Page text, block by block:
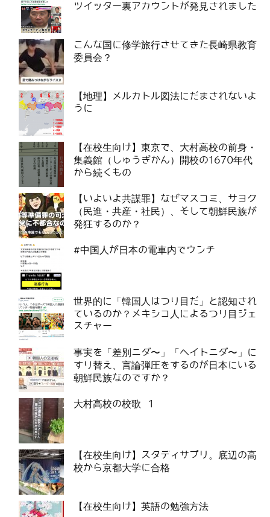
ツイッター裏アカウントが発見されました
こんな国に修学旅行させてきた長崎県教育
委員会？
【地理】メルカトル図法にだまされないよ
うに
【在校生向け】東京で、大村高校の前身・
集義館（しゅうぎかん）開校の1670年代
から続くもの
【いよいよ共謀罪】なぜマスコミ、サヨク
（民進・共産・社民）、そして朝鮮民族が
発狂するのか？
#中国人が日本の電車内でウンチ
世界的に「韓国人はつり目だ」と認知され
ているのか？メキシコ人によるつり目ジェ
スチャー
事実を「差別ニダ〜」「ヘイトニダ〜」に
すり替え、言論弾圧をするのが日本にいる
朝鮮民族なのですか？
大村高校の校歌 1
【在校生向け】スタディサプリ。底辺の高
校から京都大学に合格
【在校生向け】英語の勉強方法